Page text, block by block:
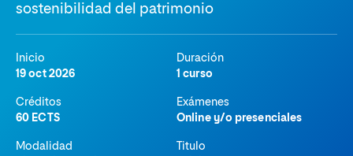
sostenibilidad del patrimonio
Inicio
19 oct 2026
Duración
1 curso
Créditos
60 ECTS
Exámenes
Online y/o presenciales
Modalidad
Titulo